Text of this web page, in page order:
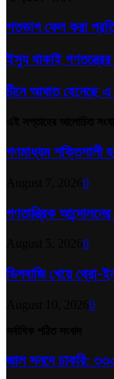
শতভাগ ফেল করা
ইস্যু থাকাই
চীনে আঘাত হেনেছে
গণমাধ্যম শক্তিশালী
0
গণতান্ত্রিক
0
ডিগবাজি খেয়ে থ্রো-
0
জাল সনদে চাকরি: